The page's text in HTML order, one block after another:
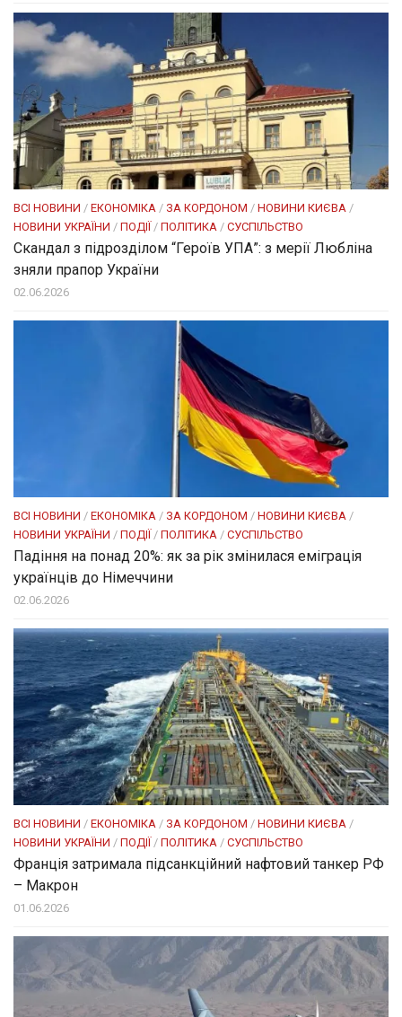
ВСІ НОВИНИ / ЕКОНОМІКА / ЗА КОРДОНОМ / НОВИНИ КИЄВА /
НОВИНИ УКРАЇНИ / ПОДІЇ / ПОЛІТИКА / СУСПІЛЬСТВО
Скандал з підрозділом “Героїв УПА”: з мерії Любліна
зняли прапор України
02.06.2026
ВСІ НОВИНИ / ЕКОНОМІКА / ЗА КОРДОНОМ / НОВИНИ КИЄВА /
НОВИНИ УКРАЇНИ / ПОДІЇ / ПОЛІТИКА / СУСПІЛЬСТВО
Падіння на понад 20%: як за рік змінилася еміграція
українців до Німеччини
02.06.2026
ВСІ НОВИНИ / ЕКОНОМІКА / ЗА КОРДОНОМ / НОВИНИ КИЄВА /
НОВИНИ УКРАЇНИ / ПОДІЇ / ПОЛІТИКА / СУСПІЛЬСТВО
Франція затримала підсанкційний нафтовий танкер РФ
– Макрон
01.06.2026